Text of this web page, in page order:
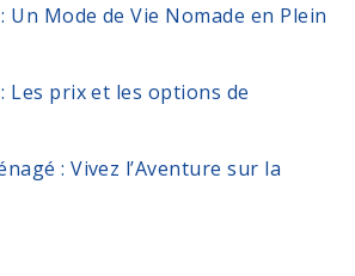
Un Mode de Vie Nomade en Plein
Les prix et les options de
: Vivez l’Aventure sur la